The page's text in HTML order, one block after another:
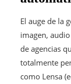
El auge de la
imagen,
de agencias
totalmente
como Lensa